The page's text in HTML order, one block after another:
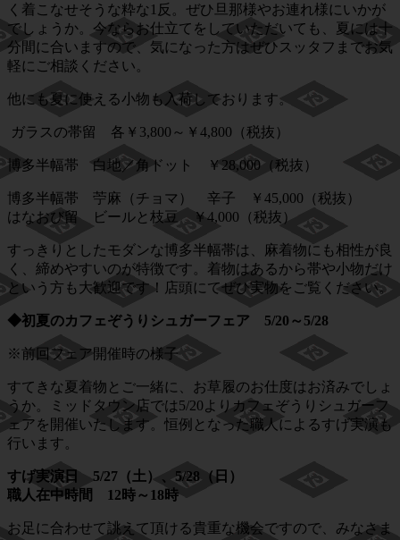
く着こなせそうな粋な1反。ぜひ旦那様やお連れ様にいかが
でしょうか。今ならお仕立てをしていただいても、夏には十
分間に合いますので、気になった方はぜひスッタフまでお気
軽にご相談ください。
他にも夏に使える小物も入荷しております。
ガラスの帯留 各￥3,800～￥4,800（税抜）
博多半幅帯 白地／角ドット ￥28,000（税抜）
博多半幅帯 苧麻（チョマ） 辛子 ￥45,000（税抜）
はなおび留 ビールと枝豆 ￥4,000（税抜）
すっきりとしたモダンな博多半幅帯は、麻着物にも相性が良
く、締めやすいのが特徴です。着物はあるから帯や小物だけ
という方も大歓迎です！店頭にてぜひ実物をご覧ください。
◆初夏のカフェぞうりシュガーフェア 5/20～5/28
※前回フェア開催時の様子
すてきな夏着物とご一緒に、お草履のお仕度はお済みでしょ
うか。ミッドタウン店では5/20よりカフェぞうりシュガーフ
ェアを開催いたします。恒例となった職人によるすげ実演も
行います。
すげ実演日 5/27（土）、5/28（日）
職人在中時間 12時～18時
お足に合わせて誂えて頂ける貴重な機会ですので、みなさま